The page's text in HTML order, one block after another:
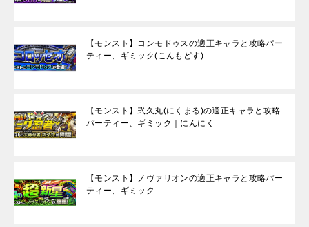
【モンスト】コンモドゥスの適正キャラと攻略パー
ティー、ギミック(こんもどす)
【モンスト】弐久丸(にくまる)の適正キャラと攻略
パーティー、ギミック｜にんにく
【モンスト】ノヴァリオンの適正キャラと攻略パー
ティー、ギミック